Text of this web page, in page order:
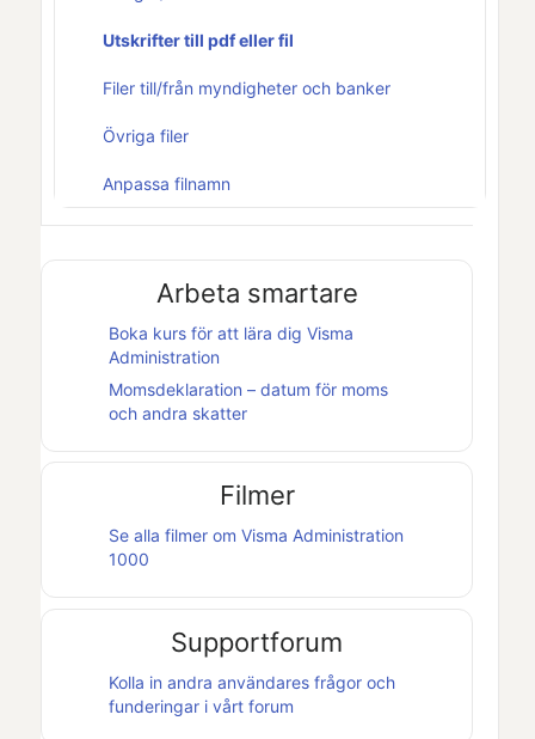
Utskrifter till pdf eller fil
Filer till/från myndigheter och banker
Övriga filer
Anpassa filnamn
Arbeta smartare
Boka kurs för att lära dig Visma
Administration
Momsdeklaration – datum för moms
och andra skatter
Filmer
Se alla filmer om Visma Administration
1000
Supportforum
Kolla in andra användares frågor och
funderingar i vårt forum